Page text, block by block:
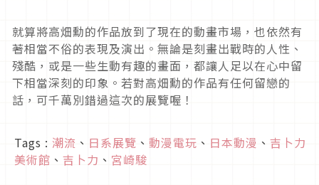
就算將高畑勳的作品放到了現在的動畫市場，也依然有
著相當不俗的表現及演出。無論是刻畫出戰時的人性、
殘酷，或是一些生動有趣的畫面，都讓人足以在心中留
下相當深刻的印象。若對高畑勳的作品有任何留戀的
話，可千萬別錯過這次的展覽喔！
Tags : 潮流 、 日系展覽 、 動漫電玩 、 日本動漫 、 吉卜力
美術館 、 吉卜力 、 宮崎駿